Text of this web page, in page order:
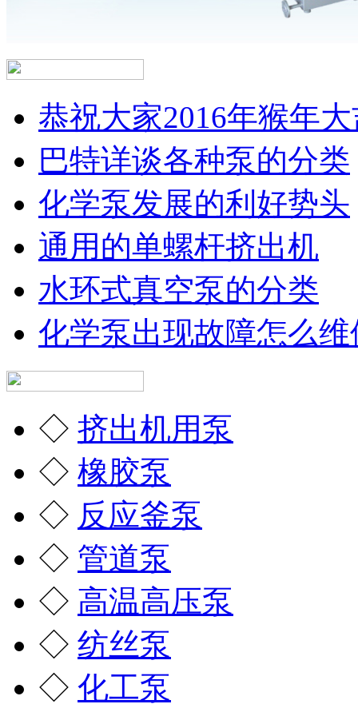
恭祝大家2016年猴年
巴特详谈各种泵的分类
化学泵发展的利好势头
通用的单螺杆挤出机
水环式真空泵的分类
化学泵出现故障怎么维
◇ 挤出机用泵
◇ 橡胶泵
◇ 反应釜泵
◇ 管道泵
◇ 高温高压泵
◇ 纺丝泵
◇ 化工泵